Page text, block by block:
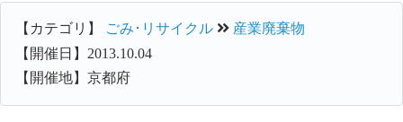
【カテゴリ】 ごみ･リサイクル
産業廃棄物
【開催日】2013.10.04
【開催地】京都府